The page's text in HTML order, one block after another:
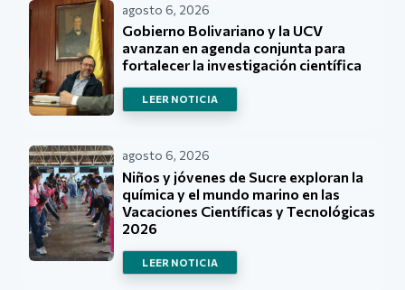
agosto 6, 2026
Gobierno Bolivariano y la UCV
avanzan en agenda conjunta para
fortalecer la investigación científica
LEER NOTICIA
agosto 6, 2026
Niños y jóvenes de Sucre exploran la
química y el mundo marino en las
Vacaciones Científicas y Tecnológicas
2026
LEER NOTICIA